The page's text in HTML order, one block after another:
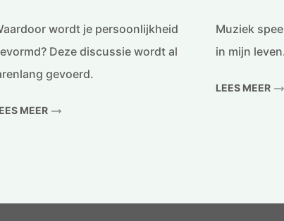
wordt je persoonlijkheid
Deze discussie wordt al
gevoerd.
MEER
Muziek
in mijn
LEES MEER